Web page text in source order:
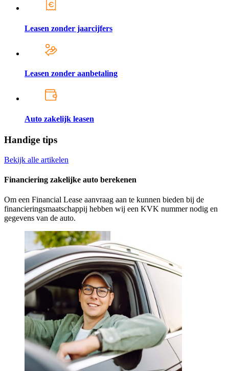
Leasen zonder jaarcijfers
Leasen zonder aanbetaling
Auto zakelijk leasen
Handige tips
Bekijk alle artikelen
Financiering zakelijke auto berekenen
Om een Financial Lease aanvraag aan te kunnen bieden bij de
financieringsmaatschappij hebben wij een KVK nummer nodig en
gegevens van de auto.